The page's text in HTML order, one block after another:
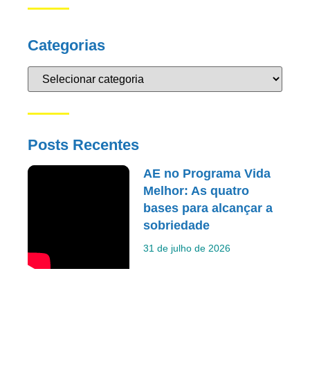
Categorias
Posts Recentes
AE no Programa Vida
Melhor: As quatro
bases para alcançar a
sobriedade
31 de julho de 2026